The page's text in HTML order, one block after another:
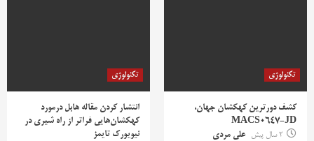
تکنولوژی
کشف دورترین کهکشان جهان،
MACS0647-JD
2 سال پیش
علی مردی
تکنولوژی
انتشار کردن مقاله هابل درمورد
کهکشان‌هایی فراتر از راه شیری در
نیویورک تایمز